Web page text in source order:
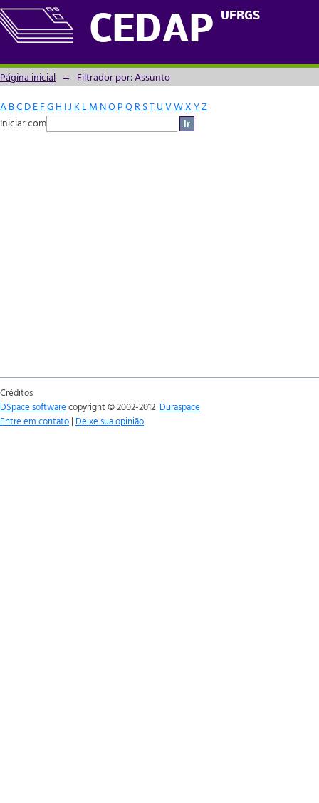
CEDAP UFRGS
Filtrador por: Assunto
Página inicial → Filtrador por: Assunto
ABCDEFGH IJ KLM NOPQRSTUVWXYZ
Iniciar com
Créditos
DSpace softwarecopyright © 2002-2012 Duraspace
Entre em contato | Deixe sua opinião